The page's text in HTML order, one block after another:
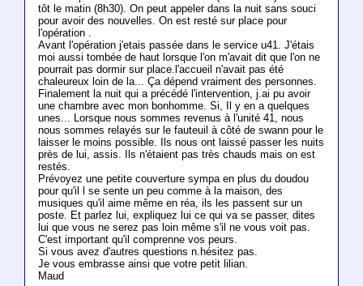
tôt le matin (8h30). On peut appeler dans la nuit sans souci
pour avoir des nouvelles. On est resté sur place pour
l'opération .
Avant l'opération j'etais passée dans le service u41. J'étais
moi aussi tombée de haut lorsque l'on m'avait dit que l'on ne
pourrait pas dormir sur place.l'accueil n'avait pas été
chaleureux loin de la... Ça dépend vraiment des personnes.
Finalement la nuit qui a précédé l'intervention, j.ai pu avoir
une chambre avec mon bonhomme. Si, Il y en a quelques
unes... Lorsque nous sommes revenus à l'unité 41, nous
nous sommes relayés sur le fauteuil à côté de swann pour le
laisser le moins possible. Ils nous ont laissé passer les nuits
près de lui, assis. Ils n'étaient pas très chauds mais on est
restés.
Prévoyez une petite couverture sympa en plus du doudou
pour qu'il l se sente un peu comme à la maison, des
musiques qu'il aime même en réa, ils les passent sur un
poste. Et parlez lui, expliquez lui ce qui va se passer, dites
lui que vous ne serez pas loin même s'il ne vous voit pas.
C'est important qu'il comprenne vos peurs.
Si vous avez d'autres questions n.hésitez pas.
Je vous embrasse ainsi que votre petit lilian.
Maud